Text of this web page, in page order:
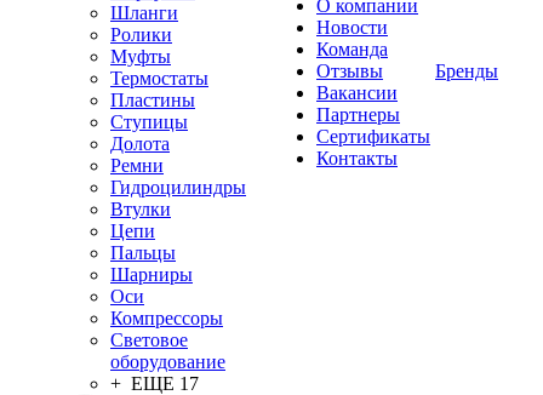
Шланги
Ролики
Муфты
Термостаты
Пластины
Ступицы
Долота
Ремни
Гидроцилиндры
Втулки
Цепи
Пальцы
Шарниры
Оси
Компрессоры
Световое
оборудование
+ ЕЩЕ 17
О компании
Новости
Команда
Отзывы
Вакансии
Партнеры
Сертификаты
Контакты
Бренды